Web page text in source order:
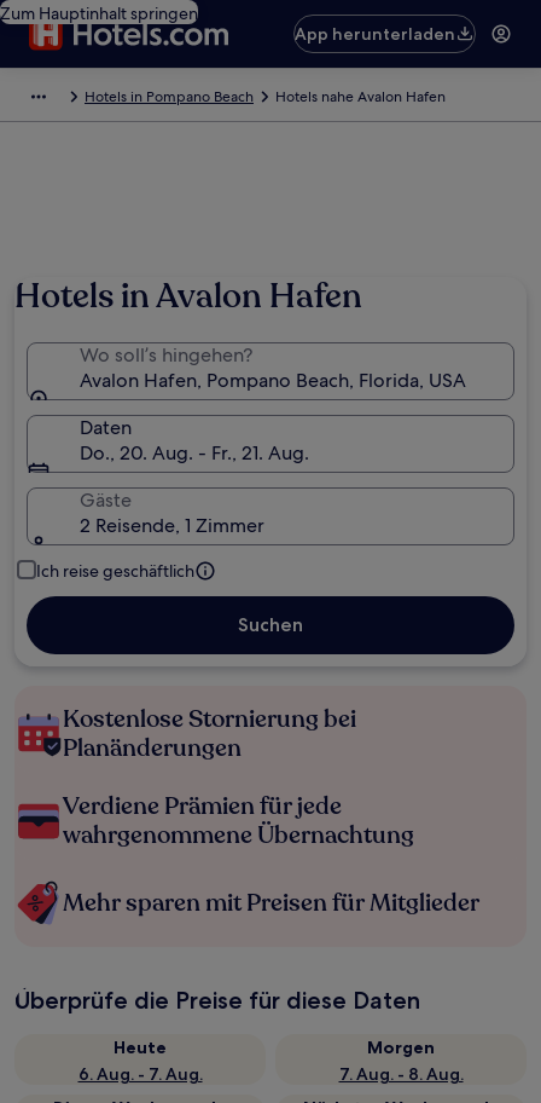
Zum Hauptinhalt springen
App herunterladen
Hotels in Pompano Beach Hotels nahe Avalon Hafen
Hotels in Avalon Hafen
Wo soll’s hingehen?
Avalon Hafen, Pompano Beach, Florida, USA
Daten
Do., 20. Aug. - Fr., 21. Aug.
Gäste
2 Reisende, 1 Zimmer
Ich reise geschäftlich
Suchen
Kostenlose Stornierung bei
Planänderungen
Verdiene Prämien für jede
wahrgenommene Übernachtung
Mehr sparen mit Preisen für Mitglieder
Überprüfe die Preise für diese Daten
Heute
6. Aug. - 7. Aug.
Morgen
7. Aug. - 8. Aug.